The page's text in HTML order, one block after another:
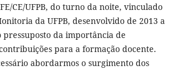
CE/UFPB, do turno da noite, vinculado
da UFPB, desenvolvido de 2013 a
pressuposto da importância de
para a formação docente.
abordarmos o surgimento dos